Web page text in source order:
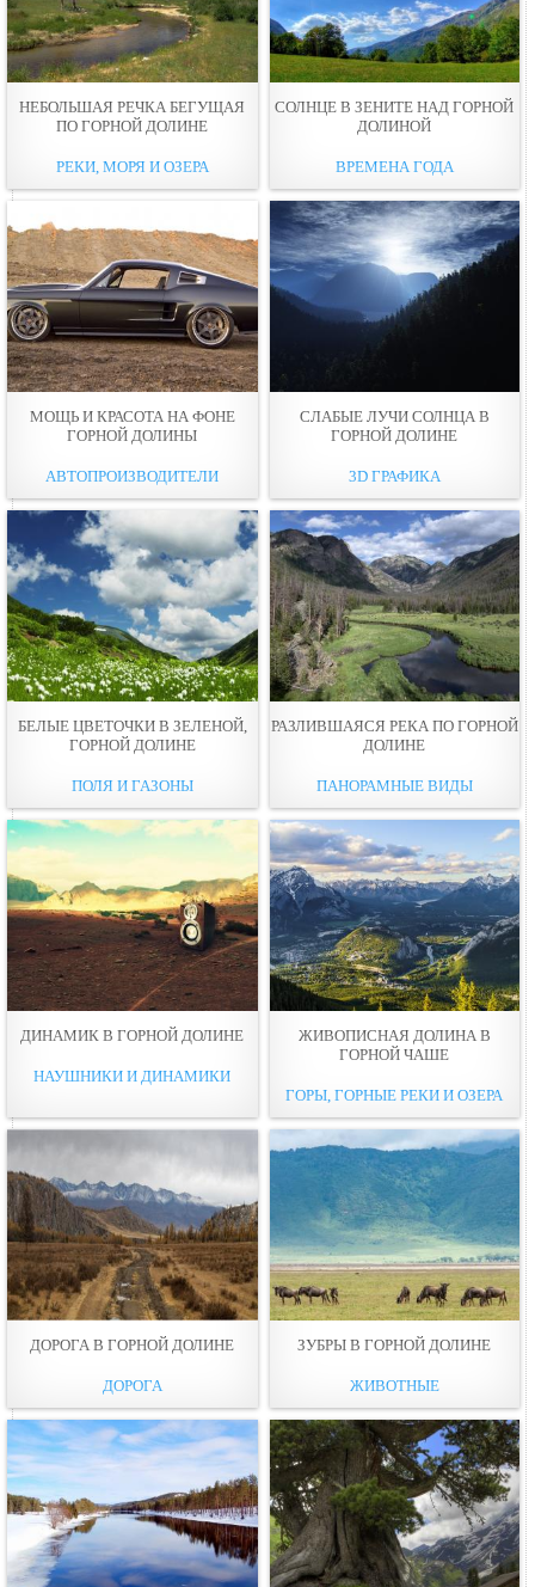
НЕБОЛЬШАЯ РЕЧКА БЕГУЩАЯ
ПО ГОРНОЙ ДОЛИНЕ
РЕКИ, МОРЯ И ОЗЕРА
СОЛНЦЕ В ЗЕНИТЕ НАД ГОРНОЙ
ДОЛИНОЙ
ВРЕМЕНА ГОДА
МОЩЬ И КРАСОТА НА ФОНЕ
ГОРНОЙ ДОЛИНЫ
АВТОПРОИЗВОДИТЕЛИ
СЛАБЫЕ ЛУЧИ СОЛНЦА В
ГОРНОЙ ДОЛИНЕ
3D ГРАФИКА
БЕЛЫЕ ЦВЕТОЧКИ В ЗЕЛЕНОЙ,
ГОРНОЙ ДОЛИНE
ПОЛЯ И ГАЗОНЫ
РАЗЛИВШАЯСЯ РЕКА ПО ГОРНОЙ
ДОЛИНE
ПАНОРАМНЫЕ ВИДЫ
ДИНAМИК В ГОРНОЙ ДОЛИНЕ
НАУШНИКИ И ДИНАМИКИ
ЖИВОПИСНАЯ ДОЛИНА В
ГОРНОЙ ЧАШЕ
ГОРЫ, ГОРНЫЕ РЕКИ И ОЗЕРА
ДОРОГА В ГОРНОЙ ДОЛИНЕ
ДОРОГА
ЗУБРЫ В ГОРНОЙ ДОЛИНЕ
ЖИВОТНЫЕ